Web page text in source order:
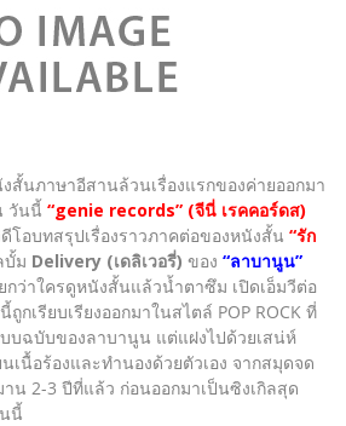
าษาอีสานล้วนเรื่องแรกของค่ายออกมา
วันนี้ “genie records” (จีนี่ เรคคอร์ดส)
โอบทสรุปเรื่องราวภาคต่อของหนังสั้น “รัก
บั้ม Delivery (เดลิเวอรี่) ของ “ลาบานูน”
กว่าใครดูหนังสั้นแล้วน้ำตาซึม เปิดเอ็มวีต่อ
กเรียบเรียงออกมาในสไตล์ POP ROCK ที่
บฉบับของลาบานูน แต่แฝงไปด้วยเสน่ห์
นเนื้อร้องและทำนองด้วยตัวเอง จากสมุดจด
น 2-3 ปีที่แล้ว ก่อนออกมาเป็นซิงเกิลสุด
นี้